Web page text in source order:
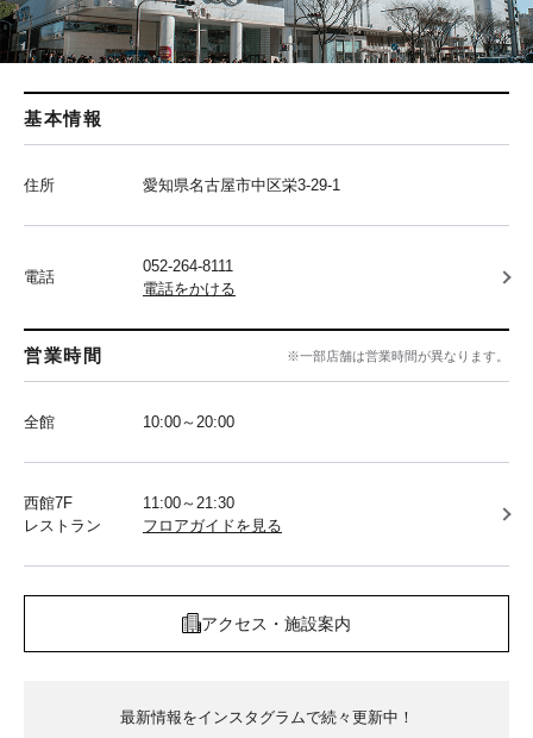
基本情報
住所 愛知県名古屋市中区栄3-29-1
電話
052-264-8111
電話をかける
営業時間 ※一部店舗は営業時間が異なります。
全館 10:00～20:00
西館7F
レストラン
11:00～21:30
フロアガイドを見る
アクセス・施設案内
最新情報をインスタグラムで続々更新中！